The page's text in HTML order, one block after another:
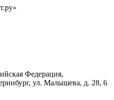
Федерация,
, ул. Малышева, д. 28, 6